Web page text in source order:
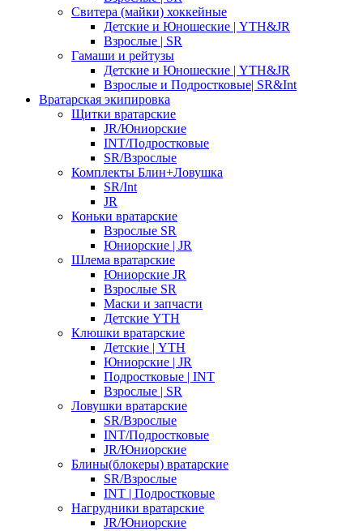
Свитера (майки) хоккейные
Детские и Юношеские | YTH&JR
Взрослые | SR
Гамаши и рейтузы
Детские и Юношеские | YTH&JR
Взрослые и Подростковые| SR&Int
Вратарская экипировка
Щитки вратарские
JR/Юниорские
INT/Подростковые
SR/Взрослые
Комплекты Блин+Ловушка
SR/Int
JR
Коньки вратарские
Взрослые SR
Юниорские | JR
Шлема вратарские
Юниорские JR
Взрослые SR
Маски и запчасти
Детские YTH
Клюшки вратарские
Детские | YTH
Юниорские | JR
Подростковые | INT
Взрослые | SR
Ловушки вратарские
SR/Взрослые
INT/Подростковые
JR/Юниорские
Блины(блокеры) вратарские
SR/Взрослые
INT | Подростковые
Нагрудники вратарские
JR/Юниорские